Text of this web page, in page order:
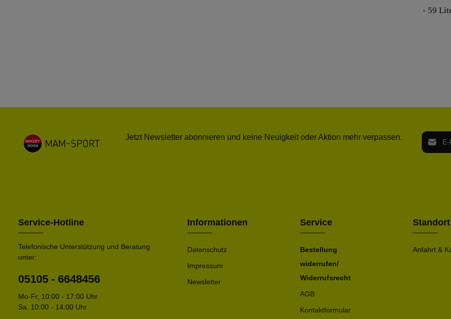
- 59
Jetzt Newsletter abonnieren und keine Neuigkeit oder Aktion mehr verpassen. E-Mail-
Service-Hotline
Telefonische Unterstützung und Beratung
unter:
05105 - 6648456
Mo-Fr, 10:00 - 17:00 Uhr
Sa. 10:00 - 14:00 Uhr
Informationen
Datenschutz
Impressum
Newsletter
Service
Bestellung
widerrufen/
Widerrufsrecht
AGB
Kontaktformular
Standort
Anfahrt &